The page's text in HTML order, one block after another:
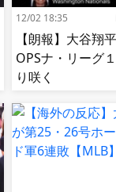
12/02 18:35
【朗報】大谷翔
OPSナ・リーグ
り咲く